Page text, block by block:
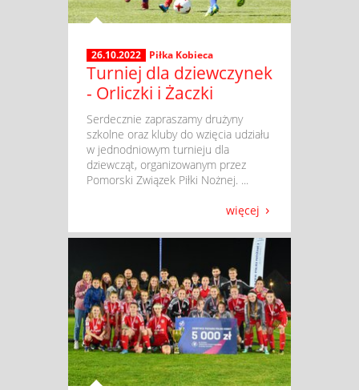
26.10.2022 Piłka Kobieca
Turniej dla dziewczynek
- Orliczki i Żaczki
​ Serdecznie zapraszamy drużyny
szkolne oraz kluby do wzięcia udziału
w jednodniowym turnieju dla
dziewcząt, organizowanym przez
Pomorski Związek Piłki Nożnej. ...
więcej